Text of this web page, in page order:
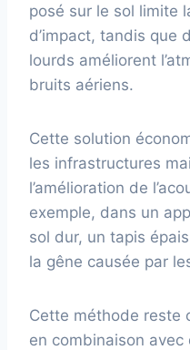
posé sur le sol limite
d’impact, tandis que
lourds améliorent
bruits aériens.
Cette solution
les infrastructures
l’amélioration de
exemple, dans un
sol dur, un tapis
la gêne causée par
Cette méthode reste
en combinaison avec